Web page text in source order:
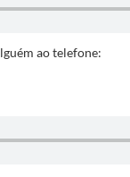
ao telefone: